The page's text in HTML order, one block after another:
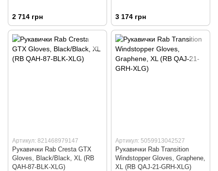
2 714 грн 3 174 грн
Артикул: 821468979147
Рукавички Rab Cresta GTX
Gloves, Black/Black, XL (RB
QAH-87-BLK-XLG)
Артикул: 5059913042527
Рукавички Rab Transition
Windstopper Gloves, Graphene,
XL (RB QAJ-21-GRH-XLG)